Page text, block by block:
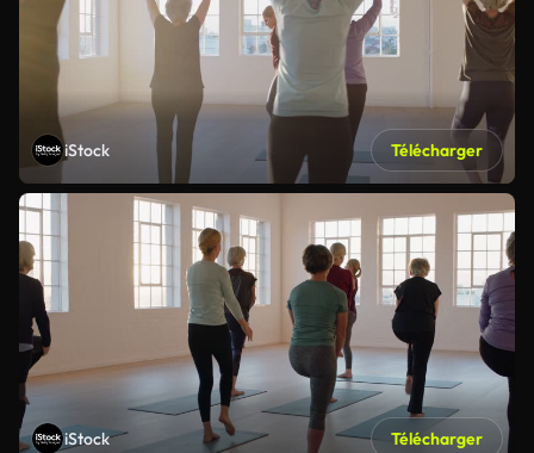
iStock Télécharger
iStock Télécharger